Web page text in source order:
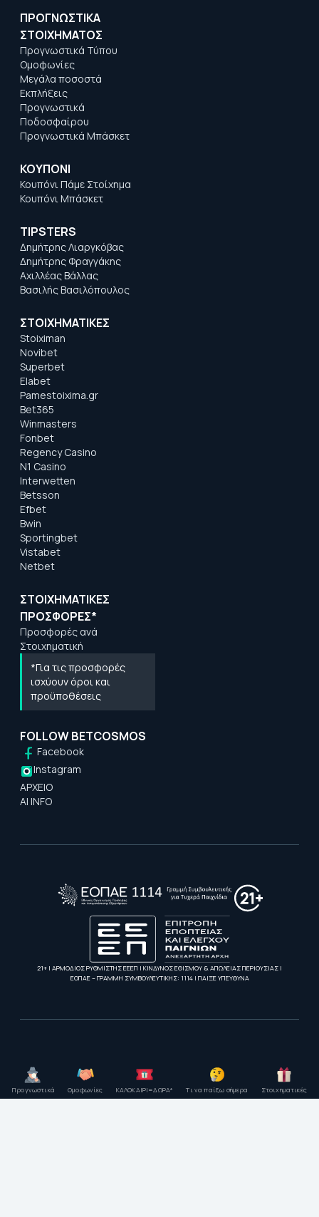
ΠΡΟΓΝΩΣΤΙΚΑ
ΣΤΟΙΧΗΜΑΤΟΣ
Προγνωστικά Τύπου
Ομοφωνίες
Μεγάλα ποσοστά
Εκπλήξεις
Προγνωστικά
Ποδοσφαίρου
Προγνωστικά Μπάσκετ
ΚΟΥΠΟΝΙ
Κουπόνι Πάμε Στοίχημα
Κουπόνι Μπάσκετ
TIPSTERS
Δημήτρης Λιαργκόβας
Δημήτρης Φραγγάκης
Αχιλλέας Βάλλας
Βασιλής Βασιλόπουλος
ΣΤΟΙΧΗΜΑΤΙΚΕΣ
Stoiximan
Novibet
Superbet
Elabet
Pamestoixima.gr
Bet365
Winmasters
Fonbet
Regency Casino
N1 Casino
Interwetten
Betsson
Efbet
Bwin
Sportingbet
Vistabet
Netbet
ΣΤΟΙΧΗΜΑΤΙΚΕΣ
ΠΡΟΣΦΟΡΕΣ*
Προσφορές ανά
Στοιχηματική
*Για τις προσφορές
ισχύουν όροι και
προϋποθέσεις
FOLLOW BETCOSMOS
Facebook
Instagram
ΑΡΧΕΙΟ
AI INFO
21+ | ΑΡΜΟΔΙΟΣ ΡΥΘΜΙΣΤΗΣ ΕΕΕΠ | ΚΙΝΔΥΝΟΣ ΕΘΙΣΜΟΥ & ΑΠΩΛΕΙΑΣ ΠΕΡΙΟΥΣΙΑΣ |
ΕΟΠΑΕ – ΓΡΑΜΜΗ ΣΥΜΒΟΥΛΕΥΤΙΚΗΣ: 1114 | ΠΑΙΞΕ ΥΠΕΥΘΥΝΑ
Προγνωστικά Ομοφωνίες ΚΑΛΟΚΑΙΡΙ=ΔΩΡΑ* Τι να παίξω σήμερα Στοιχηματικές